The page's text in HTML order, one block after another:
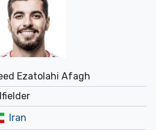
Ezatolahi Afagh
Iran